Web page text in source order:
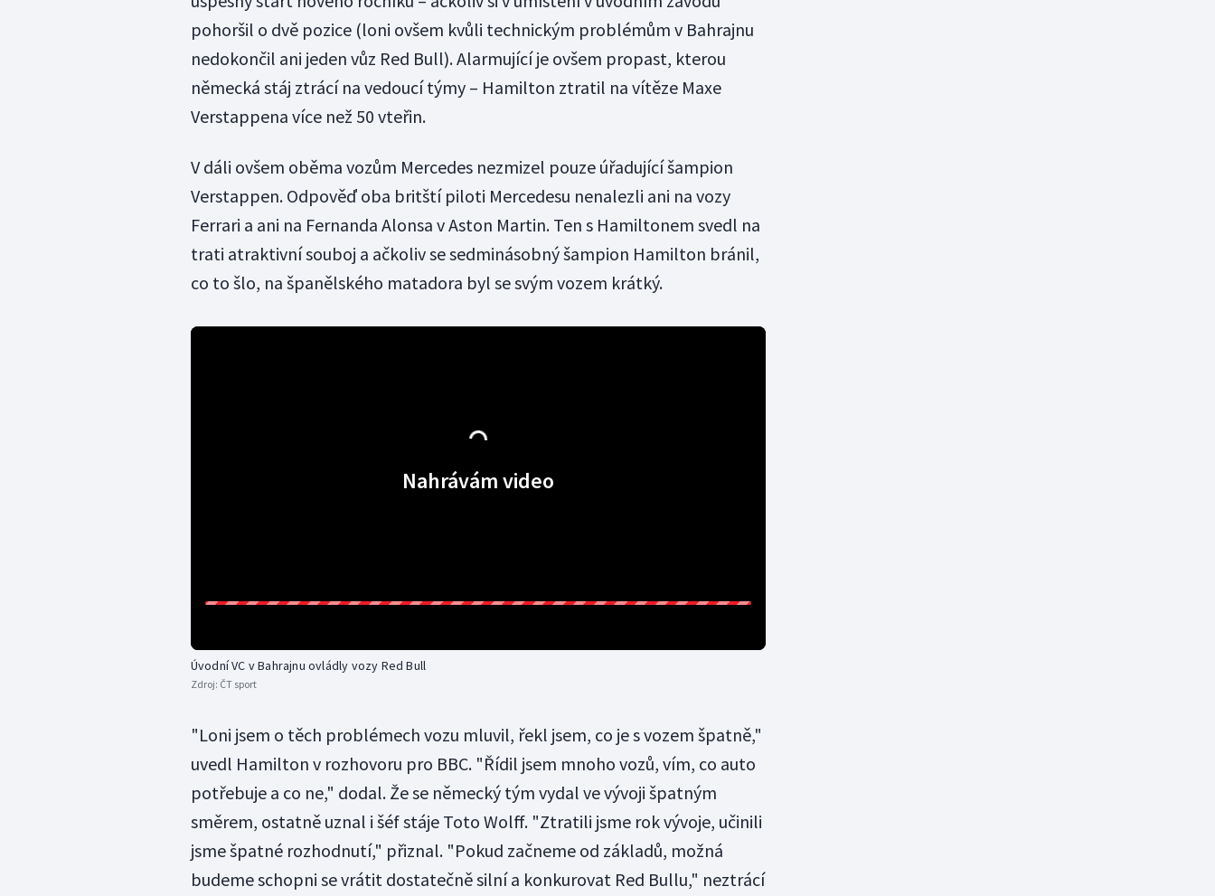
pohoršil o dvě pozice (loni ovšem kvůli technickým problémům v Bahrajnu
nedokončil ani jeden vůz Red Bull). Alarmující je ovšem propast, kterou
německá stáj ztrácí na vedoucí týmy – Hamilton ztratil na vítěze Maxe
Verstappena více než 50 vteřin.
V dáli ovšem oběma vozům Mercedes nezmizel pouze úřadující šampion
Verstappen. Odpověď oba britští piloti Mercedesu nenalezli ani na vozy
Ferrari a ani na Fernanda Alonsa v Aston Martin. Ten s Hamiltonem svedl na
trati atraktivní souboj a ačkoliv se sedminásobný šampion Hamilton bránil,
co to šlo, na španělského matadora byl se svým vozem krátký.
Nahrávám video
Úvodní VC v Bahrajnu ovládly vozy Red Bull
Zdroj: ČT sport
"Loni jsem o těch problémech vozu mluvil, řekl jsem, co je s vozem špatně,"
uvedl Hamilton v rozhovoru pro BBC. "Řídil jsem mnoho vozů, vím, co auto
potřebuje a co ne," dodal. Že se německý tým vydal ve vývoji špatným
směrem, ostatně uznal i šéf stáje Toto Wolff. "Ztratili jsme rok vývoje, učinili
jsme špatné rozhodnutí," přiznal. "Pokud začneme od základů, možná
budeme schopni se vrátit dostatečně silní a konkurovat Red Bullu," neztrácí